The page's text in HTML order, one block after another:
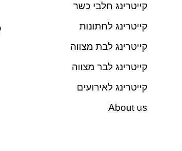
קייטרינג חלבי כשר
קייטרינג לחתונות
קייטרינג לבת מצווה
קייטרינג לבר מצווה
קייטרינג לאירועים
About us